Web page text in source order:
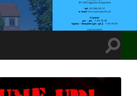
Toggle